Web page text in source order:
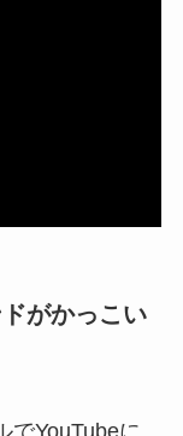
がかっこい
でYouTubeに